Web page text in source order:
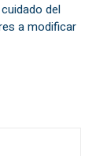
del
a modificar